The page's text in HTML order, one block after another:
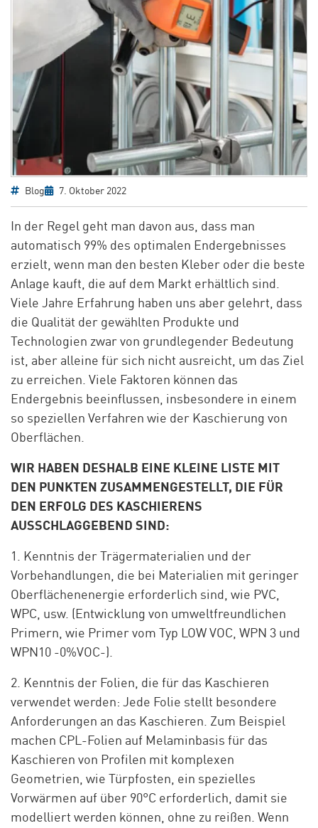
Blog 7. Oktober 2022
In der Regel geht man davon aus, dass man
automatisch 99% des optimalen Endergebnisses
erzielt, wenn man den besten Kleber oder die beste
Anlage kauft, die auf dem Markt erhältlich sind.
Viele Jahre Erfahrung haben uns aber gelehrt, dass
die Qualität der gewählten Produkte und
Technologien zwar von grundlegender Bedeutung
ist, aber alleine für sich nicht ausreicht, um das Ziel
zu erreichen. Viele Faktoren können das
Endergebnis beeinflussen, insbesondere in einem
so speziellen Verfahren wie der Kaschierung von
Oberflächen.
WIR HABEN DESHALB EINE KLEINE LISTE MIT
DEN PUNKTEN ZUSAMMENGESTELLT, DIE FÜR
DEN ERFOLG DES KASCHIERENS
AUSSCHLAGGEBEND SIND:
1. Kenntnis der Trägermaterialien und der
Vorbehandlungen, die bei Materialien mit geringer
Oberflächenenergie erforderlich sind, wie PVC,
WPC, usw. (Entwicklung von umweltfreundlichen
Primern, wie Primer vom Typ LOW VOC, WPN 3 und
WPN10 -0%VOC-).
2. Kenntnis der Folien, die für das Kaschieren
verwendet werden: Jede Folie stellt besondere
Anforderungen an das Kaschieren. Zum Beispiel
machen CPL-Folien auf Melaminbasis für das
Kaschieren von Profilen mit komplexen
Geometrien, wie Türpfosten, ein spezielles
Vorwärmen auf über 90°C erforderlich, damit sie
modelliert werden können, ohne zu reißen. Wenn